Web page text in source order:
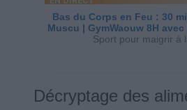
Bas du Corps en Feu : 30
Muscu | GymWaouw 8H
Sport pour maigrir à
Décryptage des